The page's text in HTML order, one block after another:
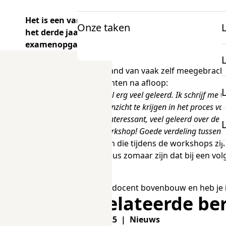
Onze taken
Informatie
Over examens
mbo Nederlandse taal
mbo Engels
docentenparticipatie
Onderzoek
Projecten
Het is een van de reacties die onze
het derde jaar op rij, workshops aan tientallen
examenopgaven.
Aan de hand van vaak zelf
van docenten na afloop:
Ik heb heel erg veel geleerd. Ik schrijf me
Mooi om inzicht te krijgen in het proces
Heel erg interessant, veel geleerd over
Goede workshop! Goede verdeling
De vragen die tijdens de workshops
Het kan dus zomaar zijn dat bij een
Ben jij vo-docent bovenbouw en heb
Gerelateerde
28-05-2025 | Nieuws